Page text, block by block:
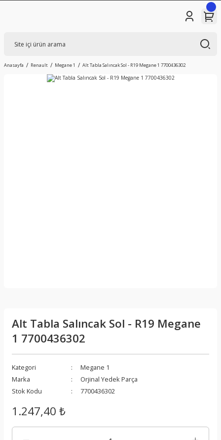
Anasayfa Renault Megane 1 Alt Tabla Salıncak Sol - R19 Megane 1 7700436302
Alt Tabla Salıncak Sol - R19 Megane
1 7700436302
Kategori
Megane 1
Marka
Orjinal Yedek Parça
Stok Kodu
7700436302
1.247,40 ₺